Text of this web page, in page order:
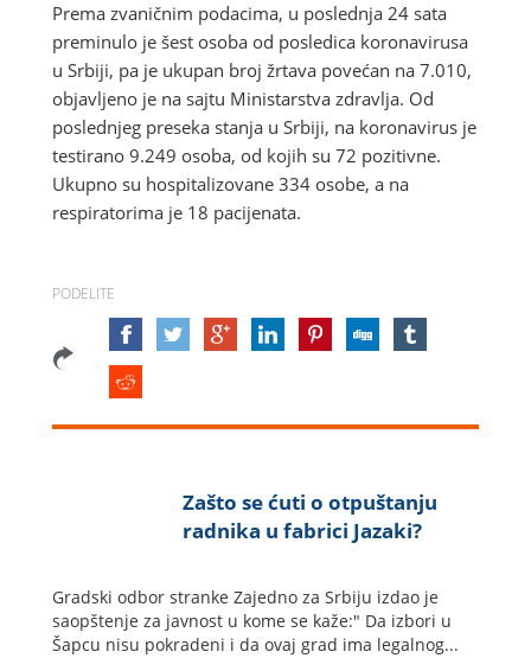
Prema zvaničnim podacima, u poslednja 24 sata
preminulo je šest osoba od posledica koronavirusa
u Srbiji, pa je ukupan broj žrtava povećan na 7.010,
objavljeno je na sajtu Ministarstva zdravlja. Od
poslednjeg preseka stanja u Srbiji, na koronavirus je
testirano 9.249 osoba, od kojih su 72 pozitivne.
Ukupno su hospitalizovane 334 osobe, a na
respiratorima je 18 pacijenata.
PODELITE
Zašto se ćuti o otpuštanju
radnika u fabrici Jazaki?
Gradski odbor stranke Zajedno za Srbiju izdao je
saopštenje za javnost u kome se kaže:" Da izbori u
Šapcu nisu pokradeni i da ovaj grad ima legalnog...